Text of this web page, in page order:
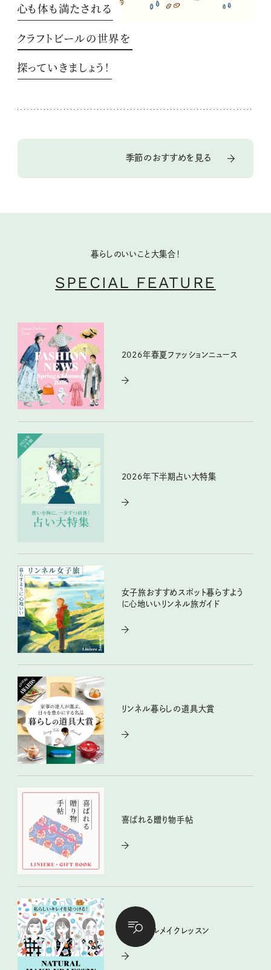
心も体も満たされる
クラフトビールの世界を
探っていきましょう！
季節のおすすめを見る
暮らしのいいこと大集合！
SPECIAL FEATURE
2026年春夏ファッションニュース
2026年下半期占い大特集
女子旅おすすめスポット暮らすよう
に心地いいリンネル旅ガイド
リンネル暮らしの道具大賞
喜ばれる贈り物手帖
ナチュラルメイクレッスン